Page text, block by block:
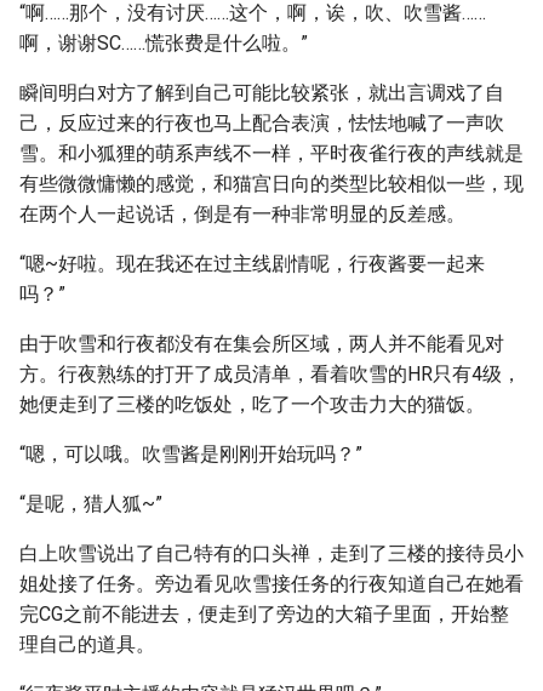
“啊……那个，没有讨厌……这个，啊，诶，吹、吹雪酱……
啊，谢谢SC……慌张费是什么啦。”
瞬间明白对方了解到自己可能比较紧张，就出言调戏了自
己，反应过来的行夜也马上配合表演，怯怯地喊了一声吹
雪。和小狐狸的萌系声线不一样，平时夜雀行夜的声线就是
有些微微慵懒的感觉，和猫宫日向的类型比较相似一些，现
在两个人一起说话，倒是有一种非常明显的反差感。
“嗯~好啦。现在我还在过主线剧情呢，行夜酱要一起来
吗？”
由于吹雪和行夜都没有在集会所区域，两人并不能看见对
方。行夜熟练的打开了成员清单，看着吹雪的HR只有4级，
她便走到了三楼的吃饭处，吃了一个攻击力大的猫饭。
“嗯，可以哦。吹雪酱是刚刚开始玩吗？”
“是呢，猎人狐~”
白上吹雪说出了自己特有的口头禅，走到了三楼的接待员小
姐处接了任务。旁边看见吹雪接任务的行夜知道自己在她看
完CG之前不能进去，便走到了旁边的大箱子里面，开始整
理自己的道具。